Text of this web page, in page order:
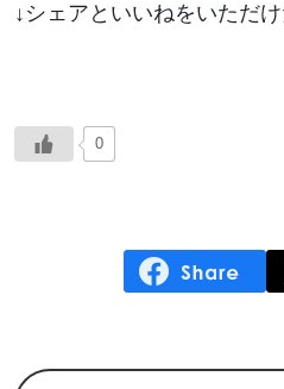
↓シェアといいねをいただ
0